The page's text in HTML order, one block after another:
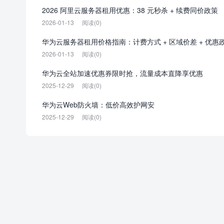
2026 阿里云服务器租用优惠：38 元秒杀 + 续费同价政策
2026-01-13 阅读(0)
华为云服务器租用价格指南：计费方式 + 区域价差 + 优惠
2026-01-13 阅读(0)
华为云全站加速优惠券限时抢，流量成本直降享优惠
2025-12-29 阅读(0)
华为云Web防火墙：低价高效护网安
2025-12-29 阅读(0)